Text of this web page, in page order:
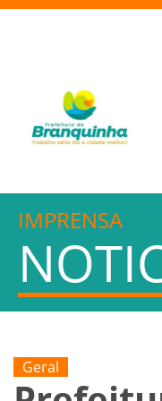
IMPRENSA
Geral